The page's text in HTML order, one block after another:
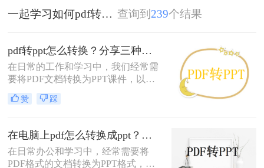
一起学习如何pdf转ppt格式吧 查询到 239个结果
pdf转ppt怎么转换？分享三种高效常用转换方法！
在日常的工作和学习中，我们经常需
要将PDF文档转换为PPT课件，以便
于演示和分享。那么pdf转ppt怎么转
换呢？本文将介绍三种将PDF转换为
换任务。
赞 踩
在电脑上pdf怎么转换成ppt？三招助你速转文档格式！
在日常办公和学习中，经常需要将
PDF格式的文档转换为PPT格式，以